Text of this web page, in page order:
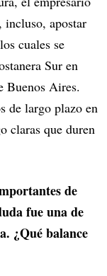
incluso, apostar
cuales se
Sur en
Buenos Aires.
de largo plazo en
claras que duren
de
fue una de
¿Qué balance